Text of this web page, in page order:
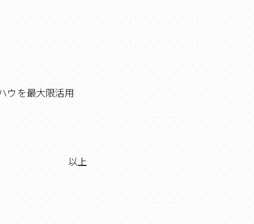
ウを最大限活用
以上